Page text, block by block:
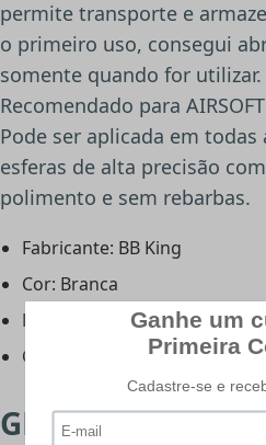
permite transporte e
o primeiro uso, consegui
somente quando for utilizar.
Recomendado para
Pode ser aplicada em
esferas de alta precisão
polimento e sem rebarbas.
Fabricante: BB King
Cor: Branca
Peso unit: 0,20g
Conteúdo: 4000 BB's
GREEN GÁS